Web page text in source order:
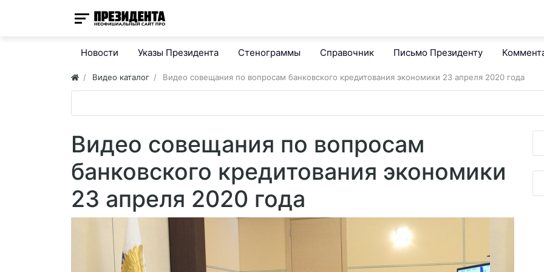
Новости Указы Президента Стенограммы Справочник Письмо Президенту
Видео каталог Видео совещания по вопросам банковского кредитования экономики 23 апреля 2020 года
Видео совещания по вопросам
банковского кредитования экономики
23 апреля 2020 года